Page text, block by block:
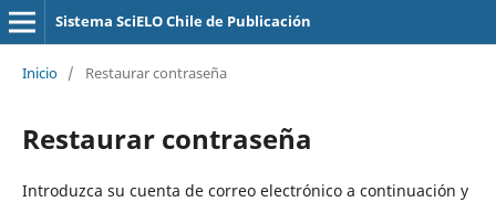
Sistema SciELO Chile de Publicación
Inicio / Restaurar contraseña
Restaurar contraseña
Introduzca su cuenta de correo electrónico a continuación y